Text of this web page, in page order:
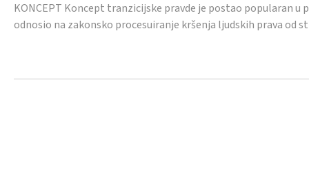
KONCEPT Koncept tranzicijske pravde je postao popularan
odnosio na zakonsko procesuiranje kršenja ljudskih prava